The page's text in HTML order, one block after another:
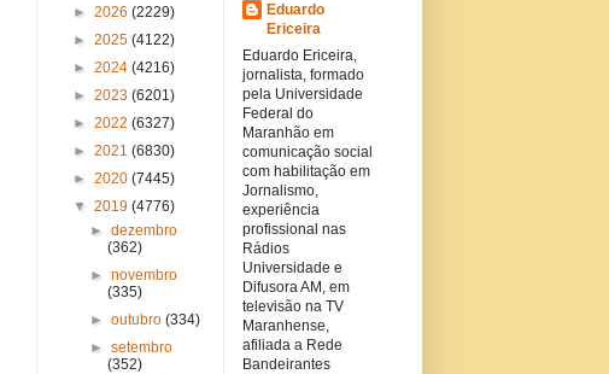
► 2026 (2229)
► 2025 (4122)
► 2024 (4216)
► 2023 (6201)
► 2022 (6327)
► 2021 (6830)
► 2020 (7445)
▼ 2019 (4776)
► dezembro
(362)
► novembro
(335)
► outubro (334)
► setembro
(352)
Eduardo
Ericeira
Eduardo Ericeira,
jornalista, formado
pela Universidade
Federal do
Maranhão em
comunicação social
com habilitação em
Jornalismo,
experiência
profissional nas
Rádios
Universidade e
Difusora AM, em
televisão na TV
Maranhense,
afiliada a Rede
Bandeirantes